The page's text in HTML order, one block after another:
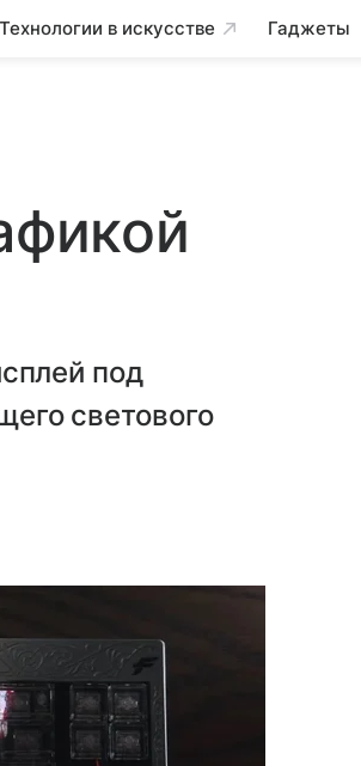
Технологии в искусстве Гаджеты
под
светового